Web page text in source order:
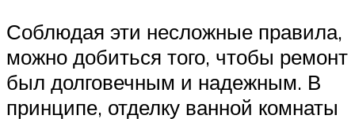
Соблюдая эти несложные правила,
можно добиться того, чтобы ремонт
был долговечным и надежным. В
принципе, отделку ванной комнаты